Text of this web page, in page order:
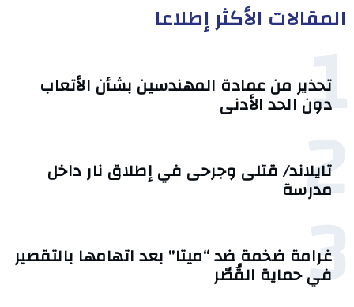
المقالات الأكثر إطلاعا
1
تحذير من عمادة المهندسين بشأن الأتعاب
دون الحد الأدنى
2
تايلاند/ قتلى وجرحى في إطلاق نار داخل
مدرسة
3
غرامة ضخمة ضد “ميتا” بعد اتهامها بالتقصير
في حماية القُصّر